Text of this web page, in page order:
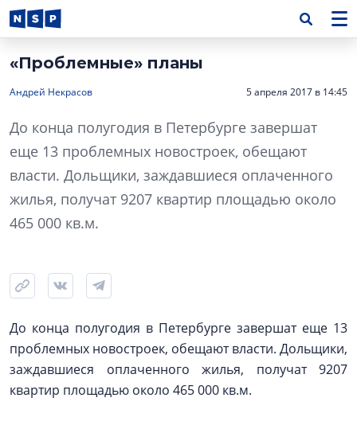
«Проблемные» планы
Андрей Некрасов 5 апреля 2017 в 14:45
До конца полугодия в Петербурге завершат
еще 13 проблемных новостроек, обещают
власти. Дольщики, заждавшиеся оплаченного
жилья, получат 9207 квартир площадью около
465 000 кв.м.
До конца полугодия в Петербурге завершат еще 13
проблемных новостроек, обещают власти. Дольщики,
заждавшиеся оплаченного жилья, получат 9207
квартир площадью около 465 000 кв.м.